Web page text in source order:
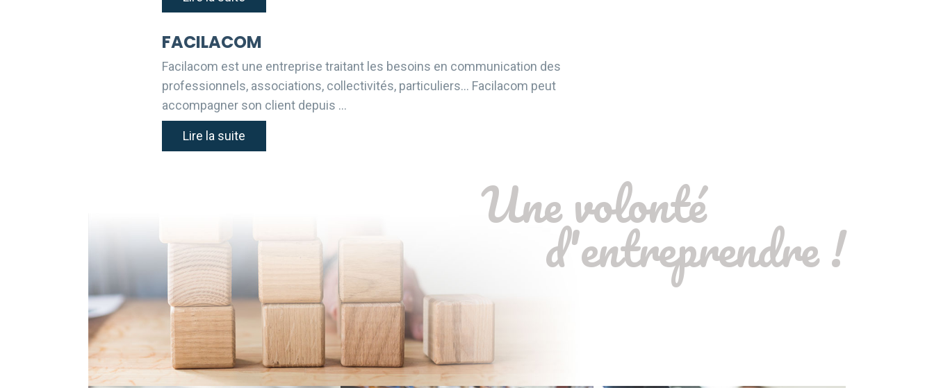
FACILACOM
Facilacom est une entreprise traitant les besoins en communication des
professionnels, associations, collectivités, particuliers… Facilacom peut
accompagner son client depuis …
Lire la suite
Une volonté
d'entreprendre !